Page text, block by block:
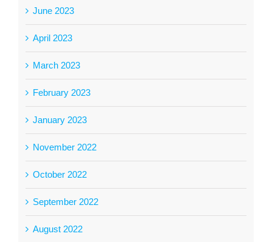
June 2023
April 2023
March 2023
February 2023
January 2023
November 2022
October 2022
September 2022
August 2022